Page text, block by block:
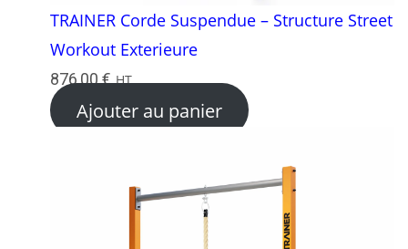
TRAINER Corde Suspendue – Structure Street
Workout Exterieure
876,00€ HT
Ajouter au panier